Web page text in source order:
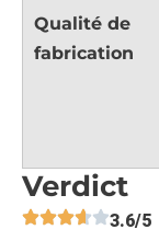
Qualité de
fabrication
Verdict
3.6/5